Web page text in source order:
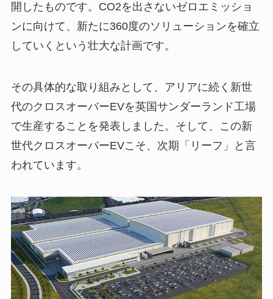
開したものです。CO2を出さないゼロエミッショ
ンに向けて、新たに360度のソリューションを確立
していくという壮大な計画です。
その具体的な取り組みとして、アリアに続く新世
代のクロスオーバーEVを英国サンダーランド工場
で生産することを発表しました。そして、この新
世代クロスオーバーEVこそ、次期「リーフ」と言
われています。